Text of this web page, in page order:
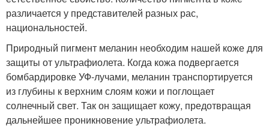
различается у представителей разных рас,
национальностей.
Природный пигмент меланин необходим нашей коже для
защиты от ультрафиолета. Когда кожа подвергается
бомбардировке УФ-лучами, меланин транспортируется
из глубины к верхним слоям кожи и поглощает
солнечный свет. Так он защищает кожу, предотвращая
дальнейшее проникновение ультрафиолета.